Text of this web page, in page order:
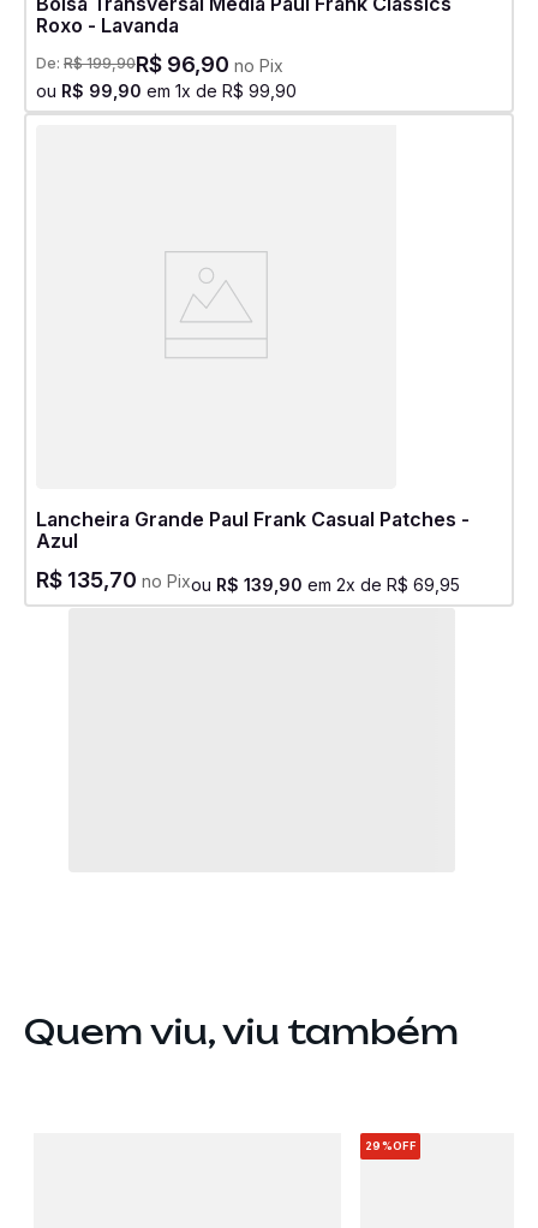
Roxo - Lavanda
De: R$ 199,90R$ 96,90 no Pix
ou R$ 99 90 em 1x de R$ 99 90
Lancheira Grande Paul Frank Casual Patches -
Azul
R$ 135,70 no Pixou R$ 139 90 em 2x de R$ 69 95
Quem viu, viu também
29%OFF